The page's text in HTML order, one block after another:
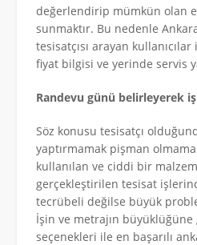
değerlendirip mümkün olan
sunmaktır. Bu nedenle
tesisatçısı arayan
fiyat bilgisi ve yerinde servis
Randevu günü belirleyerek
Söz konusu tesisatçı
yaptırmamak pişman
kullanılan ve ciddi bir
gerçekleştirilen tesisat
tecrübeli değilse büyük
İşin ve metrajın
seçenekleri ile en başarılı